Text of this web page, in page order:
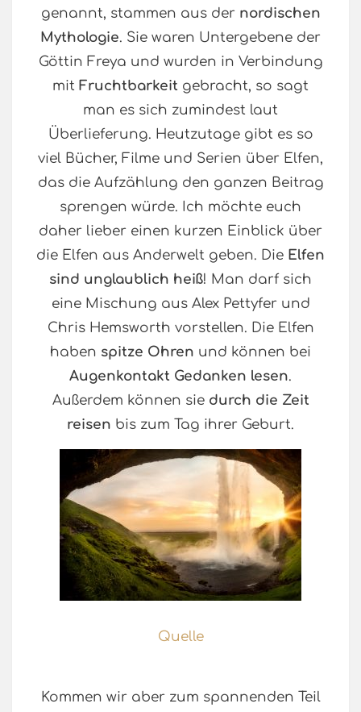
genannt, stammen aus der nordischen
Mythologie. Sie waren Untergebene der
Göttin Freya und wurden in Verbindung
mit Fruchtbarkeit gebracht, so sagt
man es sich zumindest laut
Überlieferung. Heutzutage gibt es so
viel Bücher, Filme und Serien über Elfen,
das die Aufzählung den ganzen Beitrag
sprengen würde. Ich möchte euch
daher lieber einen kurzen Einblick über
die Elfen aus Anderwelt geben. Die Elfen
sind unglaublich heiß! Man darf sich
eine Mischung aus Alex Pettyfer und
Chris Hemsworth vorstellen. Die Elfen
haben spitze Ohren und können bei
Augenkontakt Gedanken lesen.
Außerdem können sie durch die Zeit
reisen bis zum Tag ihrer Geburt.
Quelle
Kommen wir aber zum spannenden Teil